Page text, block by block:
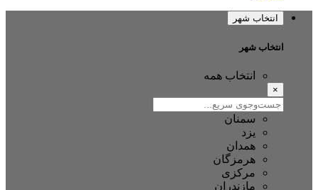
انتخاب شهر
انتخاب شهر
انتخاب همه
×
سمنان
یزد
همدان
هرمزگان
مرکزی
مازندران